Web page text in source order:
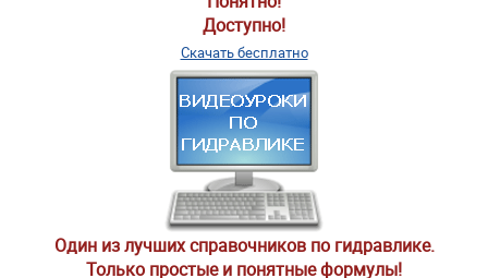
Доступно!
Скачать бесплатно
Один из лучших справочников по гидравлике.
Только простые и понятные формулы!